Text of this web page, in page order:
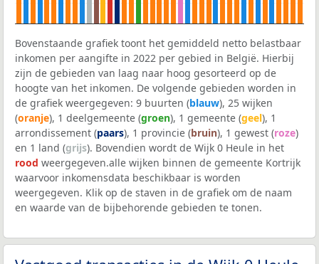
Bovenstaande grafiek toont het gemiddeld netto belastbaar
inkomen per aangifte in 2022 per gebied in België. Hierbij
zijn de gebieden van laag naar hoog gesorteerd op de
hoogte van het inkomen. De volgende gebieden worden in
de grafiek weergegeven: 9 buurten (blauw), 25 wijken
(oranje), 1 deelgemeente (groen), 1 gemeente (geel), 1
arrondissement (paars), 1 provincie (bruin), 1 gewest (roze)
en 1 land (grijs). Bovendien wordt de Wijk 0 Heule in het
rood weergegeven.alle wijken binnen de gemeente Kortrijk
waarvoor inkomensdata beschikbaar is worden
weergegeven. Klik op de staven in de grafiek om de naam
en waarde van de bijbehorende gebieden te tonen.